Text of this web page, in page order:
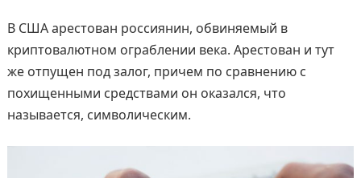
В США арестован россиянин, обвиняемый в
криптовалютном ограблении века. Арестован и тут
же отпущен под залог, причем по сравнению с
похищенными средствами он оказался, что
называется, символическим.